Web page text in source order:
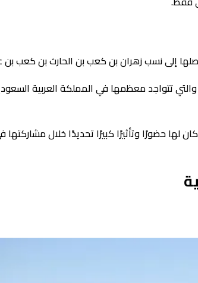
تتواجد معظمها في المملكة العربية
لها حضورًا وتأثيرًا كبيرًا تحديدًا خلال